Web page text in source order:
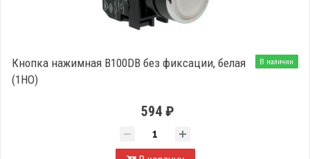
В наличии
Кнопка нажимная B100DB без фиксации, белая
(1НО)
594 ₽